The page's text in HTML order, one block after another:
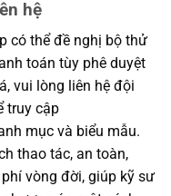
hệ
có thể đề nghị bộ thử
toán tùy phê duyệt
vui lòng liên hệ đội
truy cập
mục và biểu mẫu.
thao tác, an toàn,
vòng đời, giúp kỹ sư